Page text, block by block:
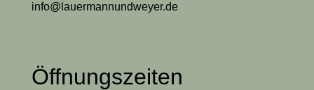
info@lauermannundweyer.de
Öffnungszeiten